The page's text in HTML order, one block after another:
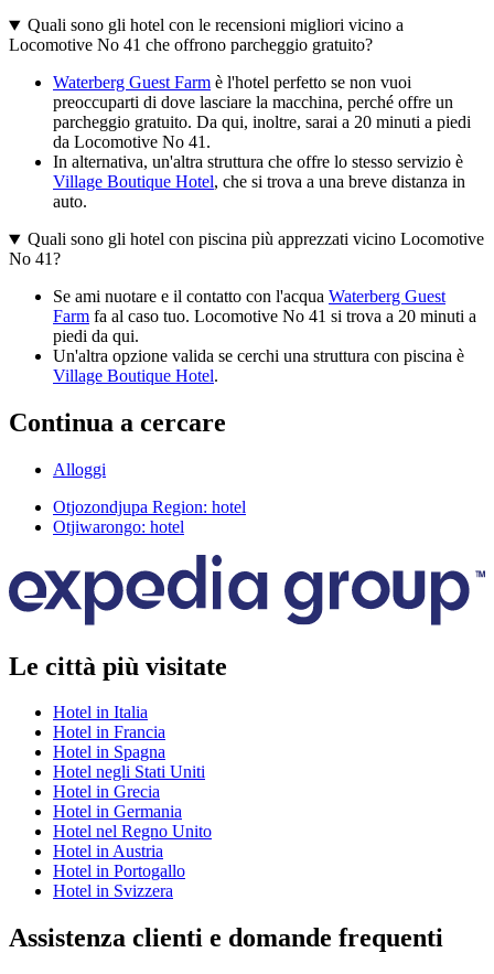
Quali sono gli hotel con le recensioni migliori vicino a
Locomotive No 41 che offrono parcheggio gratuito?
Waterberg Guest Farm è l'hotel perfetto se non vuoi
preoccuparti di dove lasciare la macchina, perché offre un
parcheggio gratuito. Da qui, inoltre, sarai a 20 minuti a piedi
da Locomotive No 41.
In alternativa, un'altra struttura che offre lo stesso servizio è
Village Boutique Hotel, che si trova a una breve distanza in
auto.
Quali sono gli hotel con piscina più apprezzati vicino Locomotive
No 41?
Se ami nuotare e il contatto con l'acqua Waterberg Guest
Farm fa al caso tuo. Locomotive No 41 si trova a 20 minuti a
piedi da qui.
Un'altra opzione valida se cerchi una struttura con piscina è
Village Boutique Hotel.
Continua a cercare
Alloggi
Otjozondjupa Region: hotel
Otjiwarongo: hotel
Le città più visitate
Hotel in Italia
Hotel in Francia
Hotel in Spagna
Hotel negli Stati Uniti
Hotel in Grecia
Hotel in Germania
Hotel nel Regno Unito
Hotel in Austria
Hotel in Portogallo
Hotel in Svizzera
Assistenza clienti e domande frequenti